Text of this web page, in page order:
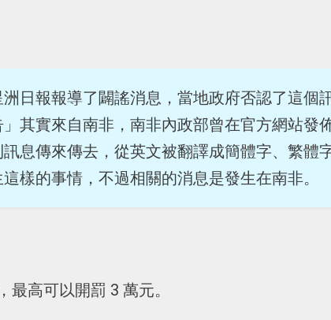
日報報導了闢謠消息，當地政府否認了這個
其實來自南非，南非內政部曾在官方網站發
訊息傳來傳去，從英文被翻譯成簡體字、繁體
樣的事情，不過相關的消息是發生在南非。
高可以開罰 3 萬元。